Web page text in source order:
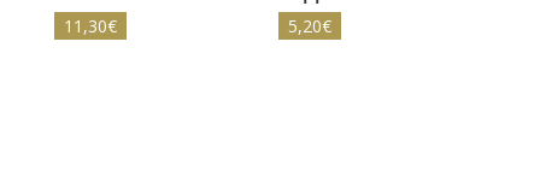
11,30€ 5,20€